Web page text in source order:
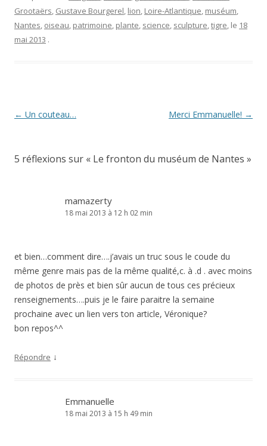
Grootaërs, Gustave Bourgerel, lion, Loire-Atlantique, muséum,
Nantes, oiseau, patrimoine, plante, science, sculpture,tigre, le 18
mai 2013 .
Navigation
← Un couteau… Merci Emmanuelle! →
5 réflexions sur « Le fronton du muséum de Nantes »
mamazerty
18 mai 2013 à 12 h 02 min
et bien…comment dire….j’avais un truc sous le coude du
même genre mais pas de la même qualité,c. à .d . avec moins
de photos de près et bien sûr aucun de tous ces précieux
renseignements….puis je le faire paraitre la semaine
prochaine avec un lien vers ton article, Véronique?
bon repos^^
Répondre ↓
Emmanuelle
18 mai 2013 à 15 h 49 min